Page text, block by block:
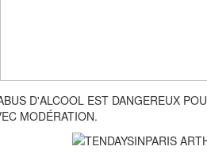
D'ALCOOL EST DANGEREUX
MODÉRATION.